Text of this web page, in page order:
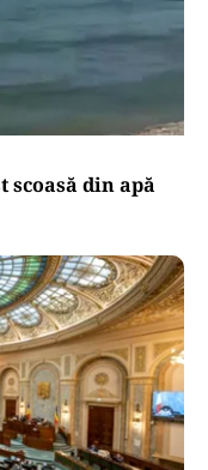
din apă